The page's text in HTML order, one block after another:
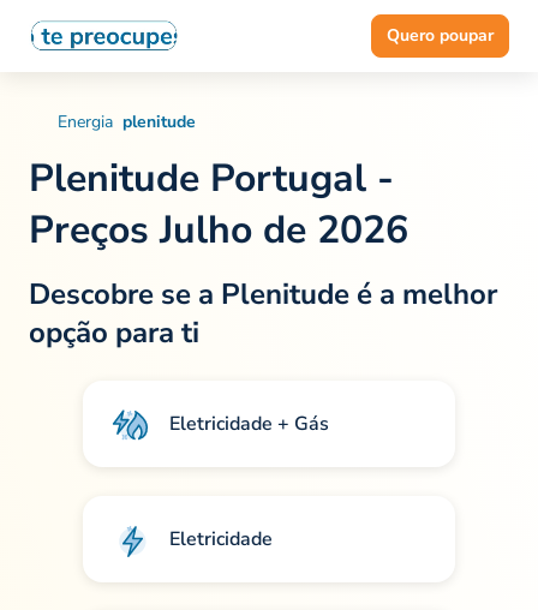
Quero poupar
Energia plenitude
Plenitude Portugal -
Preços Julho de 2026
Descobre se a Plenitude é a melhor
opção para ti
Eletricidade + Gás
Eletricidade